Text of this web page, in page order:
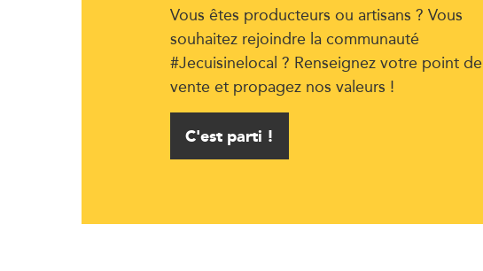
Vous êtes producteurs ou artisans ? Vous
souhaitez rejoindre la communauté
#Jecuisinelocal ? Renseignez votre point de
vente et propagez nos valeurs !
C'est parti !